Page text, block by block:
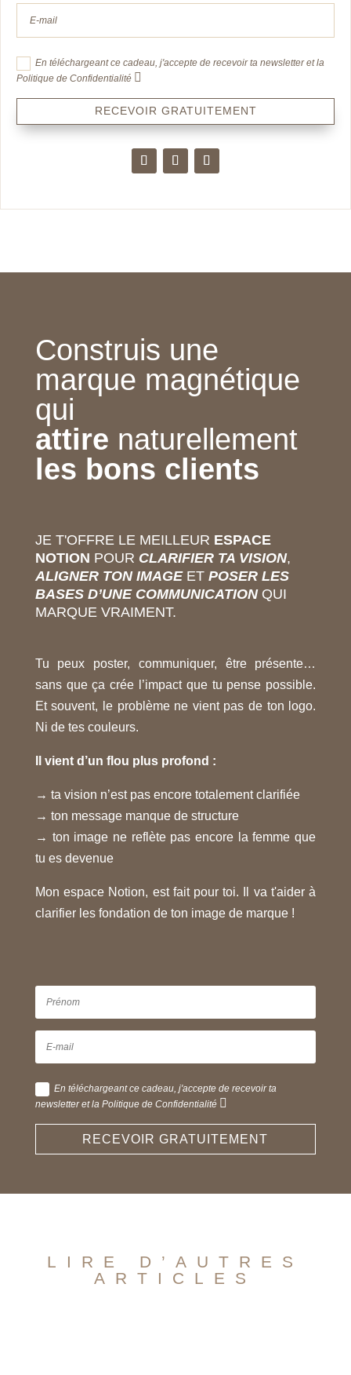
En téléchargeant ce cadeau, j'accepte de recevoir ta newsletter et la
Politique de Confidentialité
RECEVOIR GRATUITEMENT
Construis une
marque magnétique
qui
attire naturellement
les bons clients
JE T'OFFRE LE MEILLEUR ESPACE
NOTION POUR CLARIFIER TA VISION,
ALIGNER TON IMAGEETPOSER LES
BASES D’UNE COMMUNICATIONQUI
MARQUE VRAIMENT.
Tu peux poster, communiquer, être présente…
sans que ça crée l’impact que tu pense possible.
Et souvent, le problème ne vient pas de ton logo.
Ni de tes couleurs.
Il vient d’un flou plus profond :
→ ta vision n’est pas encore totalement clarifiée
→ ton message manque de structure
→ ton image ne reflète pas encore la femme que
tu es devenue
Mon espace Notion, est fait pour toi. Il va t'aider à
clarifier les fondation de ton image de marque !
En téléchargeant ce cadeau, j'accepte de recevoir ta
newsletter et la Politique de Confidentialité
RECEVOIR GRATUITEMENT
LIRE D’AUTRES
ARTICLES